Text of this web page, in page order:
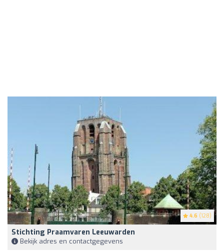
4.6 (128)
Stichting Praamvaren Leeuwarden
Bekijk adres en contactgegevens